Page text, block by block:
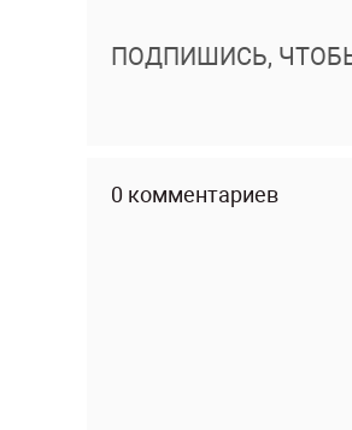
ПОДПИШИСЬ,
0 комментариев